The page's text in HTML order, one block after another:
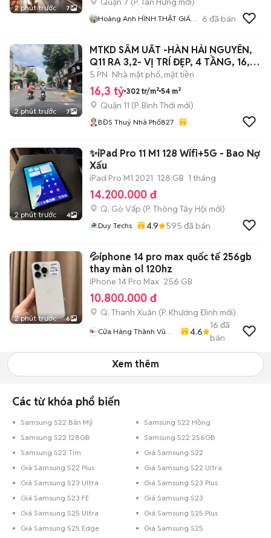
2 phút trước 7
Hoàng Anh HÌNH THẬT GIÁ
6 đã bán
2 phút trước 7
MTKD SÂM UẤT -HÀN HẢI NGUYÊN,
Q11 RA 3,2- VỊ TRÍ ĐẸP, 4 TẦNG, 16,3
TỶ
5 PN Nhà mặt phố, mặt tiền
16,3 tỷ 302 tr/m² 54 m²
Quận 11 (P. Bình Thới mới)
BĐS Thuý Nhà Phố827
2 phút trước 4
✨iPad Pro 11 M1 128 Wifi+5G - Bao Nợ
Xấu
iPad Pro M1 2021 128 GB 1 tháng
14.200.000 đ
Q. Gò Vấp (P. Thông Tây Hội mới)
Duy Techs 4.9 595 đã bán
2 phút trước 6
💦iphone 14 pro max quốc tế 256gb
thay màn ol 120hz
iPhone 14 Pro Max 256 GB
10.800.000 đ
Q. Thanh Xuân (P. Khương Đình mới)
Cửa Hàng Thành Vũ
4.6
16 đã
bán
Xem thêm
Các từ khóa phổ biến
Samsung S22 Bản Mỹ
Samsung S22 Hồng
Samsung S22 128GB
Samsung S22 256GB
Samsung S22 Tím
Giá Samsung S22
Giá Samsung S22 Plus
Giá Samsung S22 Ultra
Giá Samsung S23 Ultra
Giá Samsung S23 Plus
Giá Samsung S23 FE
Giá Samsung S23
Giá Samsung S25 Ultra
Giá Samsung S25 Plus
Giá Samsung S25 Edge
Giá Samsung S25